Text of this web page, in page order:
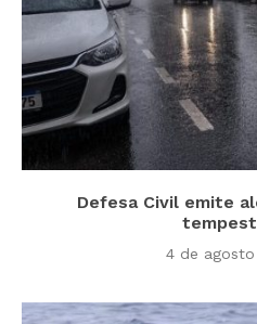
Defesa Civil emite
4 de